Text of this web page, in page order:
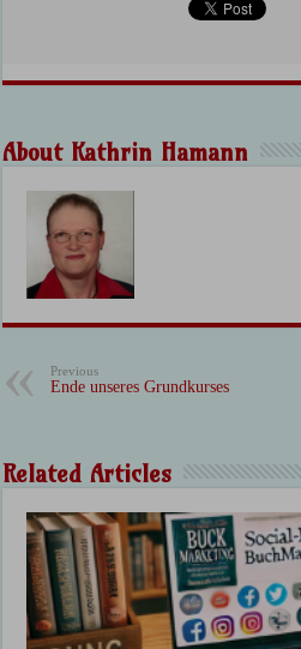
About Kathrin Hamann
Previous
Ende unseres Grundkurses
Related Articles